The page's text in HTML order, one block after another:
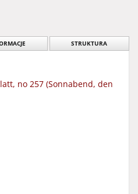
STRUKTURA
no 257 (Sonnabend, den